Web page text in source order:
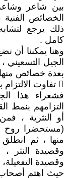
بين شاعر
الخصائص
ذلك يرجع
كامل .
وهنا يمكننا أن
الجيل التسعيني
بعدة خصائص
 تفاوت الالتزام بالوزن والقافية :
فشعراء هذا
التزامهم بنمط
أو النثرية ،
(مستحضرا روح
منها ، ثم
وقصيدة النثر
وقصيدة
حيث اهتم